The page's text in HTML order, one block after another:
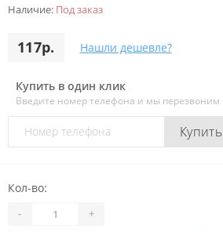
Наличие: Под заказ
117р. Нашли дешевле?
Купить в один клик
Введите номер телефона и мы перезвоним
Купить
Кол-во:
- +